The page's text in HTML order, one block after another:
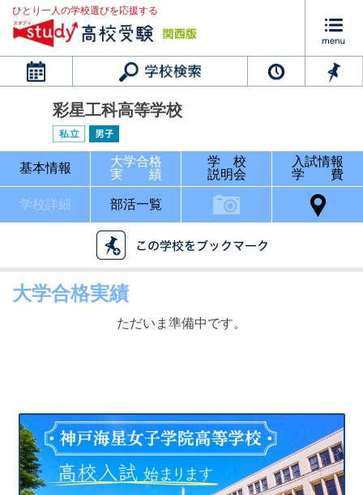
ひとり一人の学校選びを応援する
カレンダー
彩星工科高等学校
基本情報
大学合格
実 績
学 校
説明会
入試情報
学 費
学校詳細 部活一覧
大学合格実績
ただいま準備中です。